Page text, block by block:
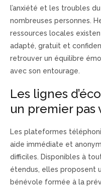
l’anxiété et les troubles
nombreuses personnes.
ressources locales
adapté, gratuit et
retrouver un équilibre
avec son entourage.
Les lignes
un premier
Les plateformes
aide immédiate et
difficiles. Disponibles à
étendus, elles proposent
bénévole formée à la